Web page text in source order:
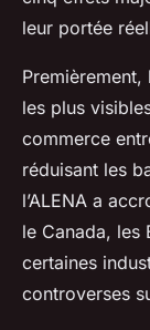
leur portée
les plus
commerce
réduisant les
l’ALENA a
le Canada, les
certaines
controverses